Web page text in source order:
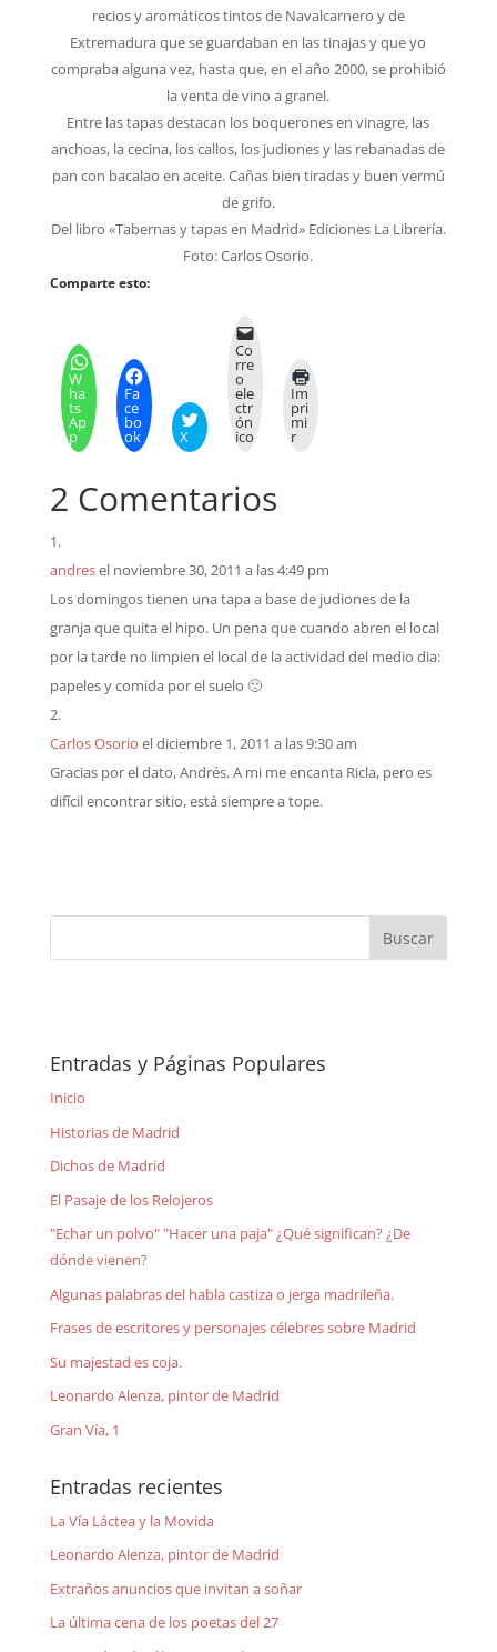
recios y aromáticos tintos de Navalcarnero y de
Extremadura que se guardaban en las tinajas y que yo
compraba alguna vez, hasta que, en el año 2000, se prohibió
la venta de vino a granel.
Entre las tapas destacan los boquerones en vinagre, las
anchoas, la cecina, los callos, los judiones y las rebanadas de
pan con bacalao en aceite. Cañas bien tiradas y buen vermú
de grifo.
Del libro «Tabernas y tapas en Madrid» Ediciones La Librería.
Foto: Carlos Osorio.
Comparte esto:
W
ha
ts
Ap
p
Fa
ce
bo
ok X
Co
rre
o
ele
ctr
ón
ico
Im
pri
mi
r
2 Comentarios
andresel noviembre 30, 2011 a las 4:49 pm
Los domingos tienen una tapa a base de judiones de la
granja que quita el hipo. Un pena que cuando abren el local
por la tarde no limpien el local de la actividad del medio dia:
papeles y comida por el suelo 🙁
Carlos Osorio el diciembre 1, 2011 a las 9:30 am
Gracias por el dato, Andrés. A mi me encanta Ricla, pero es
difícil encontrar sitio, está siempre a tope.
Entradas y Páginas Populares
Inicio
Historias de Madrid
Dichos de Madrid
El Pasaje de los Relojeros
"Echar un polvo" "Hacer una paja" ¿Qué significan? ¿De
dónde vienen?
Algunas palabras del habla castiza o jerga madrileña.
Frases de escritores y personajes célebres sobre Madrid
Su majestad es coja.
Leonardo Alenza, pintor de Madrid
Gran Vía, 1
Entradas recientes
La Vía Láctea y la Movida
Leonardo Alenza, pintor de Madrid
Extraños anuncios que invitan a soñar
La última cena de los poetas del 27